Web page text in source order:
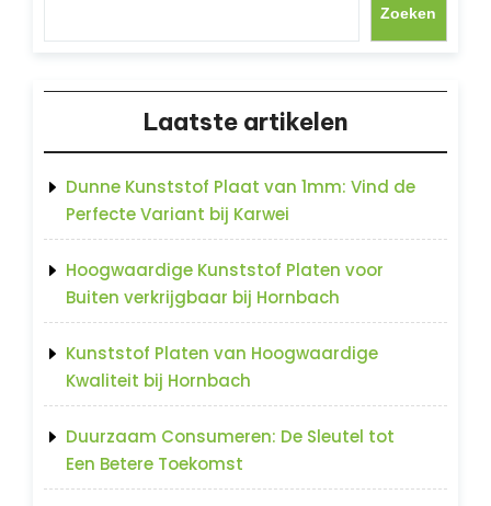
Zoeken
Laatste artikelen
Dunne Kunststof Plaat van 1mm: Vind de
Perfecte Variant bij Karwei
Hoogwaardige Kunststof Platen voor
Buiten verkrijgbaar bij Hornbach
Kunststof Platen van Hoogwaardige
Kwaliteit bij Hornbach
Duurzaam Consumeren: De Sleutel tot
Een Betere Toekomst